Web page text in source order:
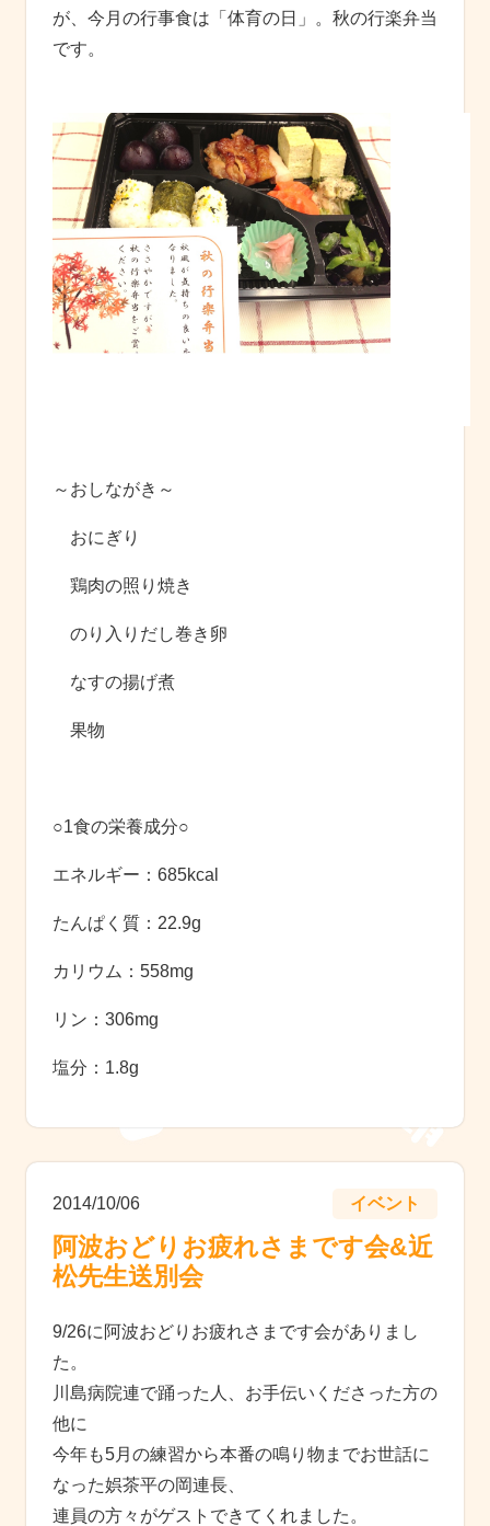
が、今月の行事食は「体育の日」。秋の行楽弁当
です。
～おしながき～
おにぎり
鶏肉の照り焼き
のり入りだし巻き卵
なすの揚げ煮
果物
○1食の栄養成分○
エネルギー：685kcal
たんぱく質：22.9g
カリウム：558mg
リン：306mg
塩分：1.8g
イベント
2014/10/06
阿波おどりお疲れさまです会&近
松先生送別会
9/26に阿波おどりお疲れさまです会がありまし
た。
川島病院連で踊った人、お手伝いくださった方の
他に
今年も5月の練習から本番の鳴り物までお世話に
なった娯茶平の岡連長、
連員の方々がゲストできてくれました。